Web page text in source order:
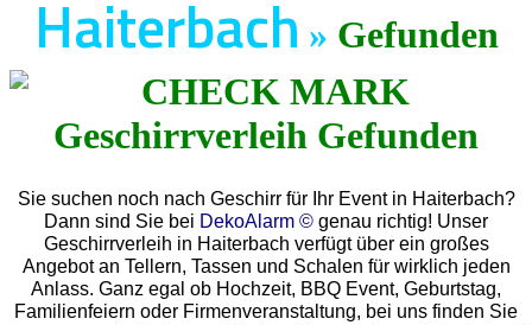
Haiterbach » Gefunden
Sie suchen noch nach Geschirr für Ihr Event in Haiterbach?
Dann sind Sie bei DekoAlarm © genau richtig! Unser
Geschirrverleih in Haiterbach verfügt über ein großes
Angebot an Tellern, Tassen und Schalen für wirklich jeden
Anlass. Ganz egal ob Hochzeit, BBQ Event, Geburtstag,
Familienfeiern oder Firmenveranstaltung, bei uns finden Sie